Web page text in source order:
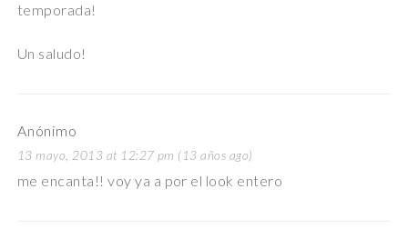
temporada!
Un saludo!
Anónimo
13 mayo, 2013 at 12:27 pm (13 años ago)
me encanta!! voy ya a por el look entero